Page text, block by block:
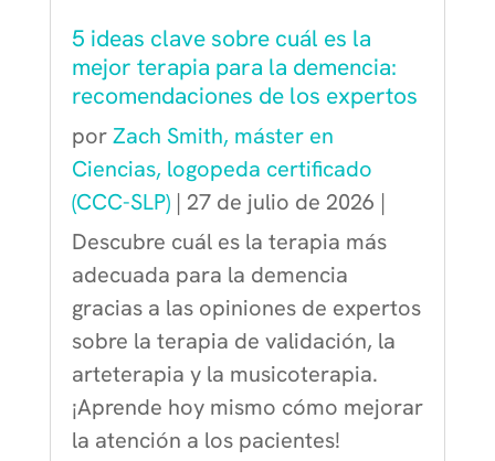
5 ideas clave sobre cuál es la
mejor terapia para la demencia:
recomendaciones de los expertos
porZach Smith, máster en
Ciencias, logopeda certificado
(CCC-SLP)| 27 de julio de 2026 |
Descubre cuál es la terapia más
adecuada para la demencia
gracias a las opiniones de expertos
sobre la terapia de validación, la
arteterapia y la musicoterapia.
¡Aprende hoy mismo cómo mejorar
la atención a los pacientes!